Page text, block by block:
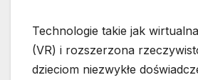
Technologie takie jak
(VR) i rozszerzona
dzieciom niezwykłe